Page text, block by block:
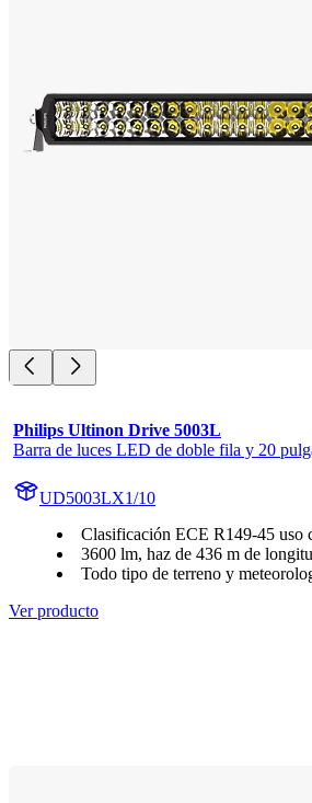
Philips Ultinon Drive 5003L
Barra de luces LED de doble fila y 20
UD5003LX1/10
Clasificación ECE R149-45 uso
3600 lm, haz de 436 m de
Todo tipo de terreno y
Ver producto